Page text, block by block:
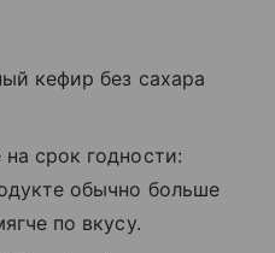
кефир без сахара
срок годности:
обычно больше
по вкусу.